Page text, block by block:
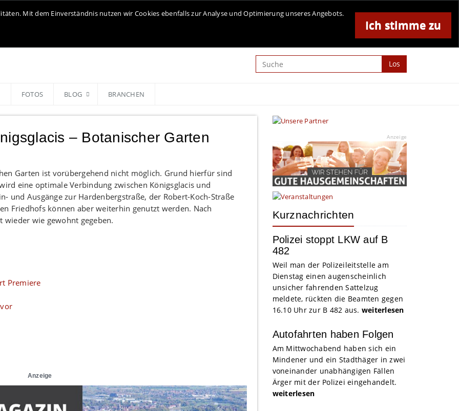
Online-Magazin für Minden und Umgebung
Ich stimme zu
Mit dem Einverständnis nutzen wir Cookies ebenfalls zur Analyse und Optimierung unseres Angebots.
Anzeige
Los
FOTOS BLOG BRANCHEN
– Botanischer Garten
Garten ist vorübergehend nicht möglich. Grund hierfür sind
eine optimale Verbindung zwischen Königsglacis und
und Ausgänge zur Hardenbergstraße, der Robert-Koch-Straße
Friedhofs können aber weiterhin genutzt werden. Nach
wieder wie gewohnt gegeben.
Premiere
Anzeige
Anzeige
Kurznachrichten
Polizei stoppt LKW auf B
482
Weil man der Polizeileitstelle am
Dienstag einen augenscheinlich
unsicher fahrenden Sattelzug
meldete, rückten die Beamten gegen
16.10 Uhr zur B 482 aus. weiterlesen
Autofahrten haben Folgen
Am Mittwochabend haben sich ein
Mindener und ein Stadthäger in zwei
voneinander unabhängigen Fällen
Ärger mit der Polizei eingehandelt.
weiterlesen